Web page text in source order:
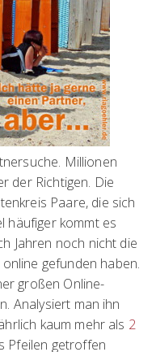
Millionen
der Richtigen. Die
Paare, die sich
häufiger kommt es
Jahren noch nicht die
gefunden haben.
großen Online-
Analysiert man ihn
kaum mehr als 2
Pfeilen getroffen